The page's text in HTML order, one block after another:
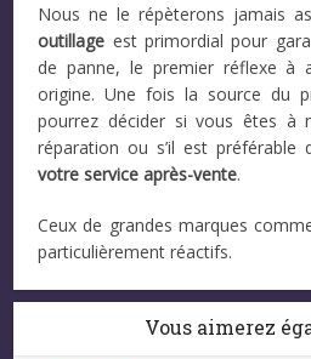
Nous ne le répèterons jamais
outillage est primordial pour
de panne, le premier réflexe à
origine. Une fois la source du
pourrez décider si vous êtes à
réparation ou s’il est préférable
votre service après-vente.
Ceux de grandes marques
particulièrement réactifs.
Vous aimerez